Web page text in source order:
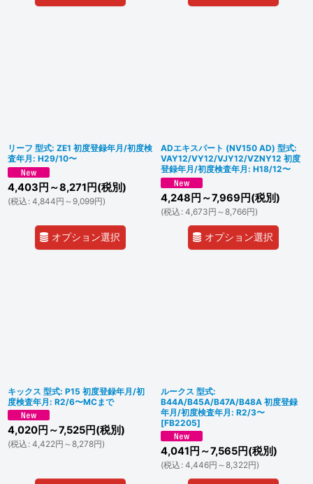
リーフ 型式: ZE1 初度登録年月/初度検
査年月: H29/10〜
4,403 円 ～8,271 円(税別)
(税込 : 4,844円 ～9,099円)
オプション選択
ADエキスパート (NV150 AD) 型式:
VAY12/VY12/VJY12/VZNY12 初度
登録年月/初度検査年月: H18/12〜
4,248 円 ～7,969 円(税別)
(税込 : 4,673円 ～8,766円)
オプション選択
キックス 型式: P15 初度登録年月/初
度検査年月: R2/6〜MCまで
4,020円 ～7,525円(税別)
(税込 : 4,422円 ～8,278円)
ルークス 型式:
B44A/B45A/B47A/B48A 初度登録
年月/初度検査年月: R2/3〜
[FB2205]
4,041 円 ～7,565円(税別)
(税込 : 4,446円 ～8,322円)